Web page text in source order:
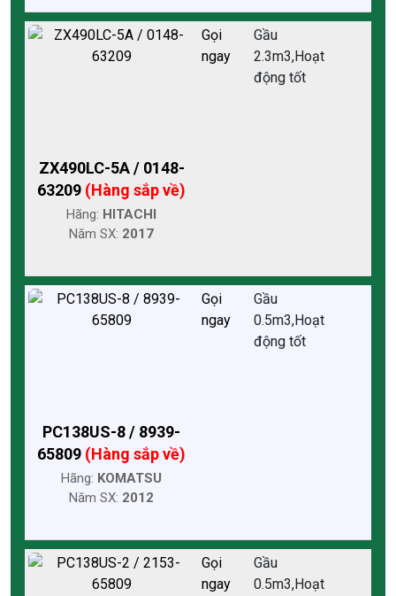
ZX490LC-5A / 0148-
63209 (Hàng sắp về)
Hãng: HITACHI
Năm SX: 2017
Gọi
ngay
Gầu
2.3m3,Hoạt
động tốt
PC138US-8 / 8939-
65809 (Hàng sắp về)
Hãng: KOMATSU
Năm SX: 2012
Gọi
ngay
Gầu
0.5m3,Hoạt
động tốt
Gọi
ngay
Gầu
0.5m3,Hoạt